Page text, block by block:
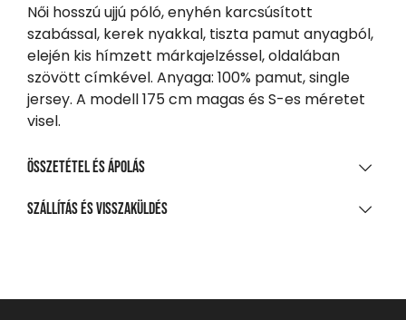
Női hosszú ujjú póló, enyhén karcsúsított
szabással, kerek nyakkal, tiszta pamut anyagból,
elején kis hímzett márkajelzéssel, oldalában
szövött címkével. Anyaga: 100% pamut, single
jersey. A modell 175 cm magas és S-es méretet
visel.
Összetétel és ápolás
ANYAGÖSSZETÉTEL
Szállítás és visszaküldés